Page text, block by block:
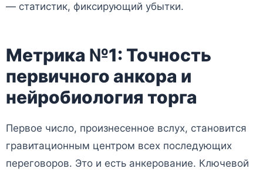
— статистик, фиксирующий убытки.
Метрика №1: Точность
первичного анкора и
нейробиология торга
Первое число, произнесенное вслух, становится
гравитационным центром всех последующих
переговоров. Это и есть анкерование. Ключевой